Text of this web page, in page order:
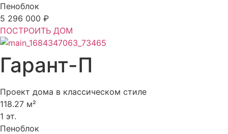
Пеноблок
5 296 000 ₽
ПОСТРОИТЬ ДОМ
Гарант-П
Проект дома в классическом стиле
118.27 м²
1 эт.
Пеноблок